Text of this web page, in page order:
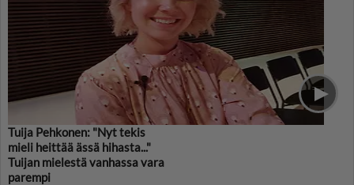
Tuija Pehkonen: "Nyt tekis
mieli heittää ässä hihasta..."
Tuijan mielestä vanhassa vara
parempi